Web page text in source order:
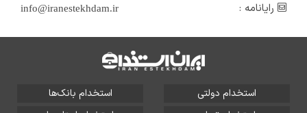
رایانامه :
info@iranestekhdam.ir
استخدام دولتی
استخدام بانک‌ها